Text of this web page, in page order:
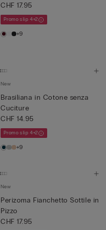
CHF 17.95
Promo slip 4+2
+9
New
Brasiliana in Cotone senza
Cuciture
CHF 14.95
Promo slip 4+2
+9
New
Perizoma Fianchetto Sottile in
Pizzo
CHF 17.95